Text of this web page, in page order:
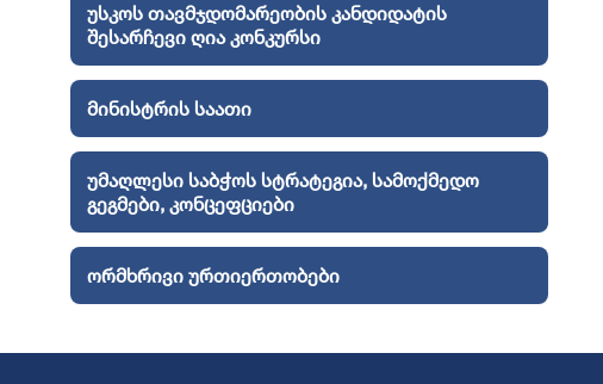
უსკოს თავმჯდომარეობის კანდიდატის
შესარჩევი ღია კონკურსი
მინისტრის საათი
უმაღლესი საბჭოს სტრატეგია, სამოქმედო
გეგმები, კონცეფციები
ორმხრივი ურთიერთობები